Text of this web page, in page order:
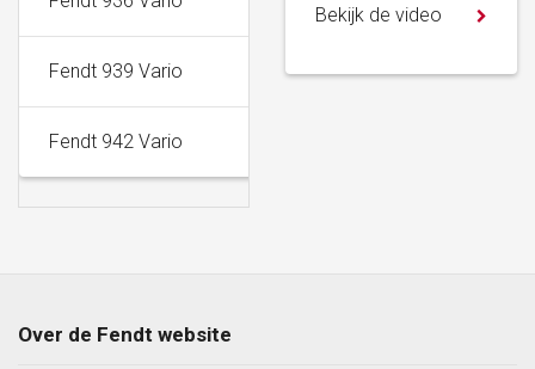
Fendt 939 Vario 283 KW 385 PK
Fendt 942 Vario
Bekijk de video
Over de Fendt website